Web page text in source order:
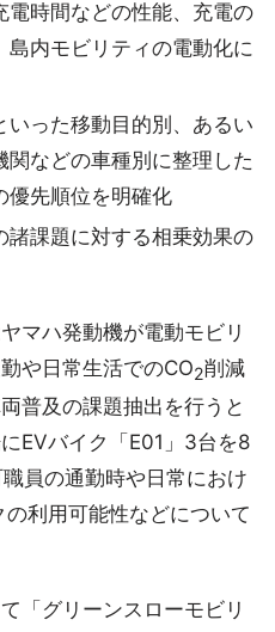
電時間などの性能、充電の
内モビリティの電動化に
った移動目的別、あるい
などの車種別に整理した
優先順位を明確化
諸課題に対する相乗効果の
マハ発動機が電動モビリ
や日常生活でのCO2削減
普及の課題抽出を行うと
EVバイク「E01」3台を8
員の通勤時や日常におけ
利用可能性などについて
「グリーンスローモビリ